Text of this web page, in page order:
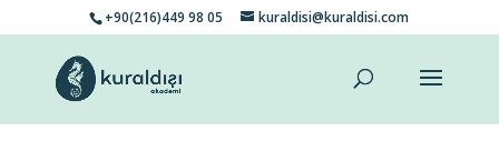
+90(216)449 98 05 kuraldisi@kuraldisi.com